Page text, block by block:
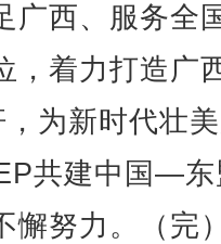
广西、服务全
，着力打造广
为新时代壮
共建中国—东
懈努力。（完